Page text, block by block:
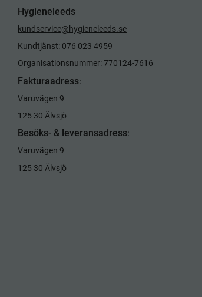
Hygieneleeds
kundservice@hygieneleeds.se
Kundtjänst: 076 023 4959
Organisationsnummer: 770124-7616
Fakturaadress:
Varuvägen 9
125 30 Älvsjö
Besöks- & leveransadress:
Varuvägen 9
125 30 Älvsjö